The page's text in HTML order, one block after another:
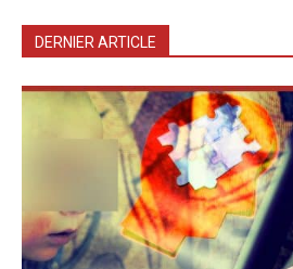
DERNIER ARTICLE